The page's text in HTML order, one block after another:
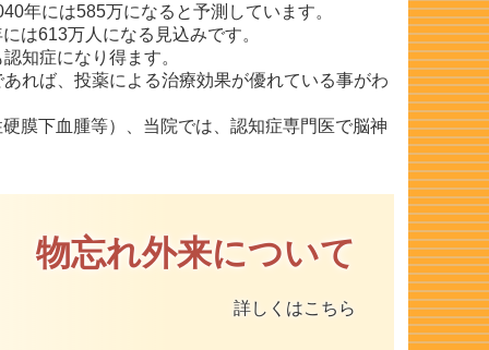
年には585万になると予測しています。
は613万人になる見込みです。
知症になり得ます。
れば、投薬による治療効果が優れている事がわ
膜下血腫等）、当院では、認知症専門医で脳神
物忘れ外来について
詳しくはこちら